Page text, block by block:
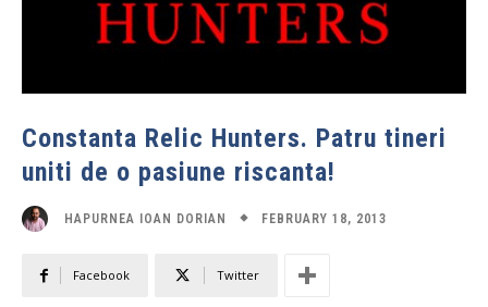
Constanta Relic Hunters. Patru tineri
uniti de o pasiune riscanta!
HAPURNEA IOAN DORIAN FEBRUARY 18, 2013
Facebook Twitter